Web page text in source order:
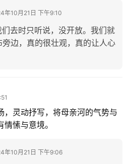
年10月21日 下午9:10
们去时只听说，没开放。我们就
旁边，真的很壮观，真的让人心
，灵动抒写，将母亲河的气势与
愫与意境。
年10月21日 下午9:06